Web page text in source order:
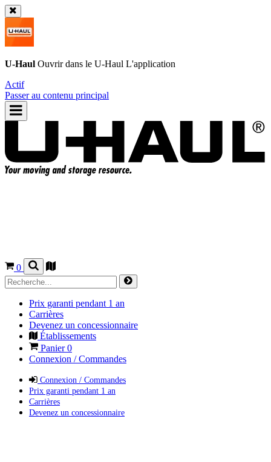
U-Haul Ouvrir dans le U-Haul L'application
Actif
Passer au contenu principal
0
Prix garanti pendant 1 an
Carrières
Devenez un concessionnaire
Établissements
Panier0
Connexion / Commandes
Connexion / Commandes
Prix garanti pendant 1 an
Carrières
Devenez un concessionnaire